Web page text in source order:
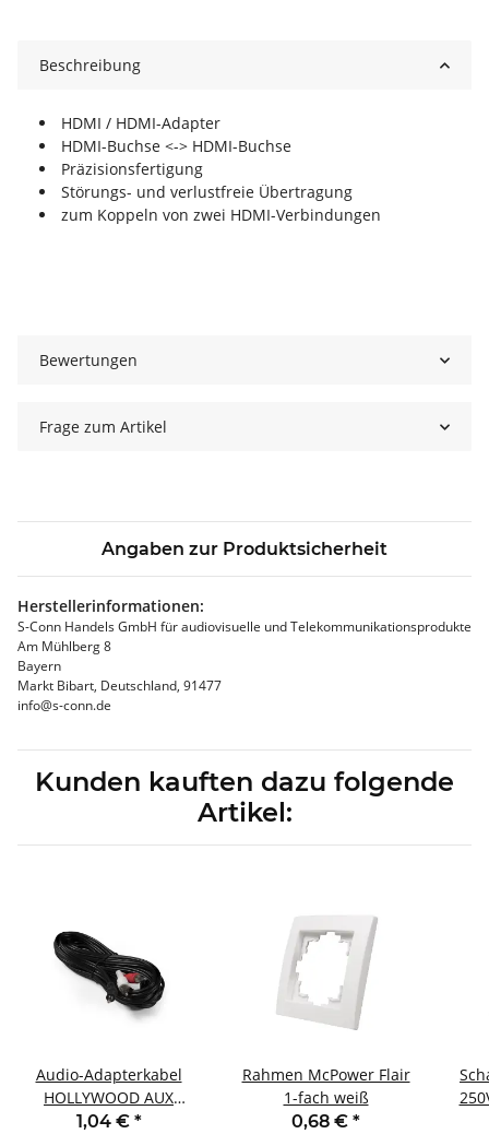
Beschreibung
HDMI / HDMI-Adapter
HDMI-Buchse <-> HDMI-Buchse
Präzisionsfertigung
Störungs- und verlustfreie Übertragung
zum Koppeln von zwei HDMI-Verbindungen
Bewertungen
Frage zum Artikel
Angaben zur Produktsicherheit
Herstellerinformationen:
S-Conn Handels GmbH für audiovisuelle und Telekommunikationsprodukte
Am Mühlberg 8
Bayern
Markt Bibart, Deutschland, 91477
info@s-conn.de
Kunden kauften dazu folgende
Artikel:
Audio-Adapterkabel
HOLLYWOOD AUX
3,5mm Klinke zu Cinch-
1,04 € *
Rahmen McPower Flair
1-fach weiß
0,68 € *